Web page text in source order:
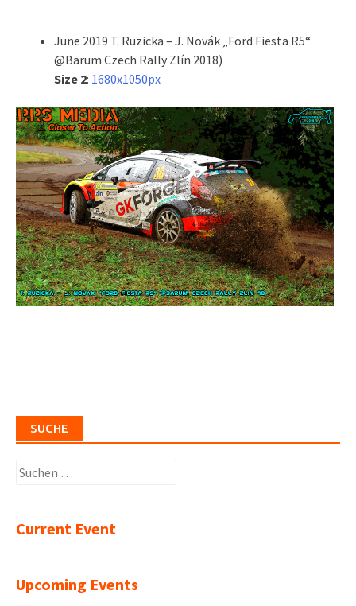
June 2019 T. Ruzicka – J. Novák „Ford Fiesta R5“
@Barum Czech Rally Zlín 2018)
Size 2: 1680x1050px
SUCHE
Suchen
Current Event
Upcoming Events